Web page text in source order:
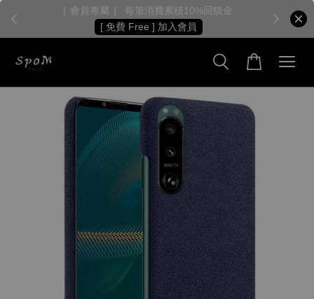
［ 會員專屬 ］ 每筆消費累積10%回饋金
[ 免費 Free ] 加入會員